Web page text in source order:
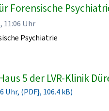
Forensische
11:06 Uhr
Psychiatrie
5 der LVR-Klinik
Uhr, (PDF}, 106.4 kB)